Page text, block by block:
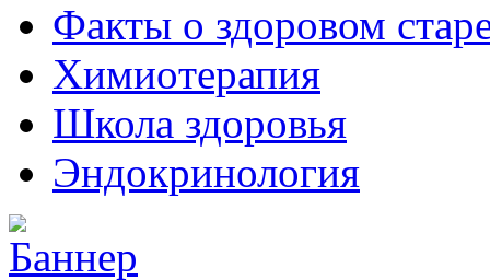
Факты о здоровом
Химиoтерапия
Школа здоровья
Эндокринология